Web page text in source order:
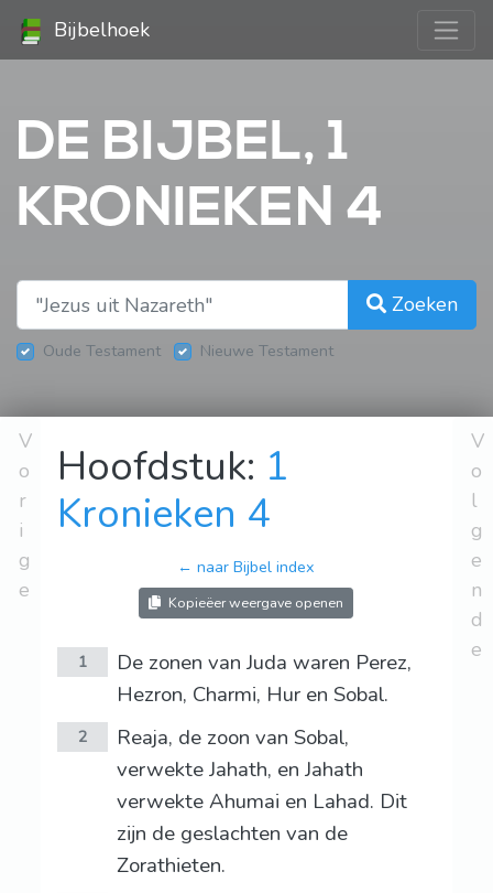
Bijbelhoek
DE BIJBEL, 1
KRONIEKEN 4
Zoeken
Oude Testament Nieuwe Testament
V
o
r
i
g
e
Hoofdstuk: 1
Kronieken 4
← naar Bijbel index
Kopieëer weergave openen
1
De zonen van Juda waren Perez,
Hezron, Charmi, Hur en Sobal.
2
Reaja, de zoon van Sobal,
verwekte Jahath, en Jahath
verwekte Ahumai en Lahad. Dit
zijn de geslachten van de
Zorathieten.
V
o
l
g
e
n
d
e